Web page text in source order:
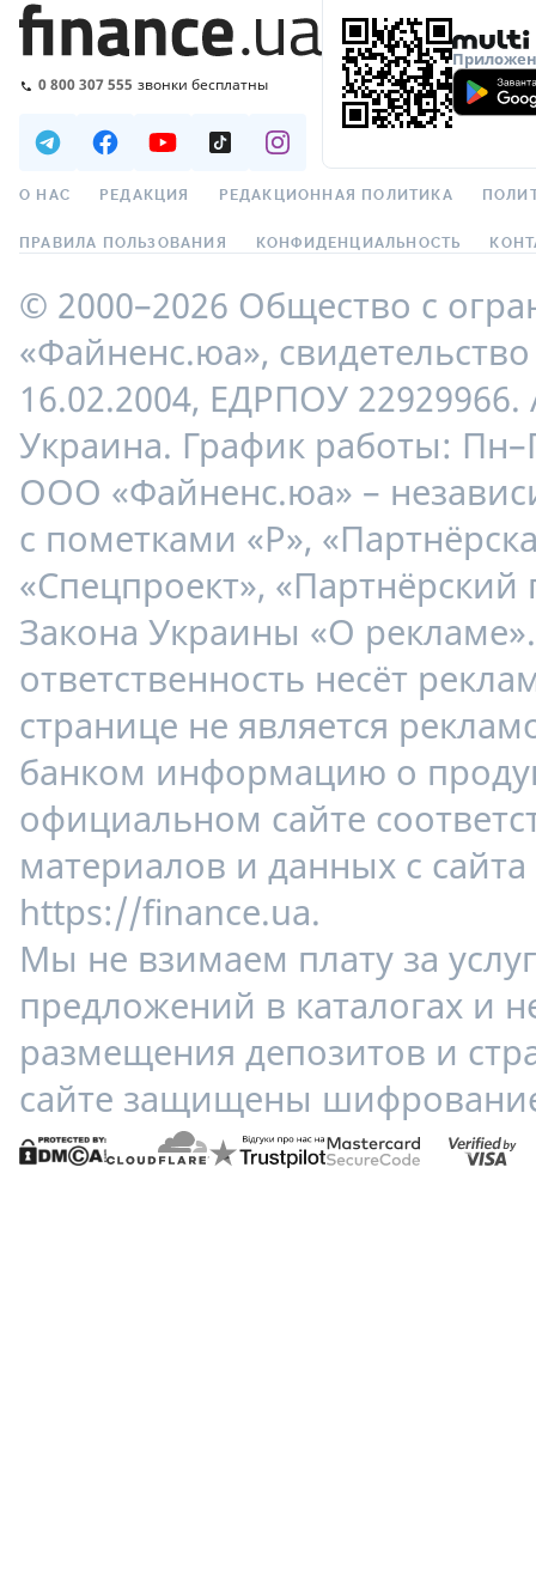
0 800 307 555 звонки бесплатны
О НАС РЕДАКЦИЯ РЕДАКЦИОННАЯ ПОЛИТИКА
ПРАВИЛА ПОЛЬЗОВАНИЯ КОНФИДЕНЦИАЛЬНОСТЬ
© 2000–2026 Общество с
«Файненс.юа»,
16.02.2004, ЕДРПОУ
Украина. График работы:
ООО «Файненс.юа» –
с пометками «Р»,
«Спецпроект»,
Закона Украины «О
ответственность несёт
странице не является
банком информацию о
официальном сайте
материалов и данных с
https://finance.ua.
Мы не взимаем плату за
предложений в каталогах и
размещения депозитов и
сайте защищены